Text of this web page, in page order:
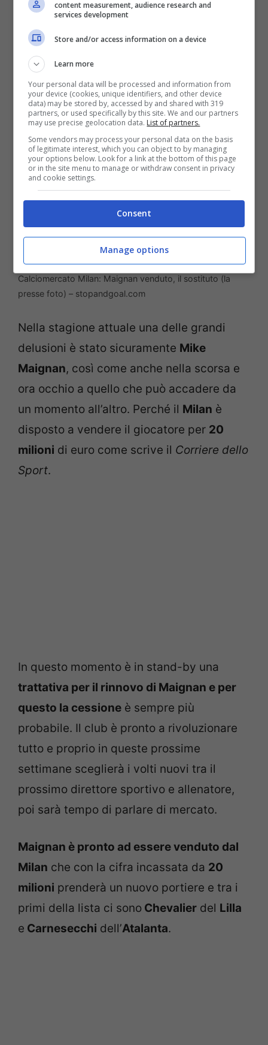
casa Milancon la società che fa sul serio e
progetto che partirà in estate anche
giocatori che sono stati punti di riferimento
fino a questo momento.
Calciomercato Milan: Maignan venduto, il sostituto (la
presse foto) – stopandgoal.com
Nella stagione attuale una delle grandi
delusioni è stato sicuramente Mike
Maignan, così come anche nella scorsa e
ora occhio a quello che può accadere da
un momento all’altro. Perché il Milan è
disposto a vendere il giocatore per 20
milioni di euro come scrive il Corriere dello
Sport.
In questo momento è in stand-by una
trattativa per il rinnovo di Maignan e per
questo la cessione è sempre più
probabile. Il club è pronto a rivoluzionare
tutto e proprio in queste prossime
settimane sceglierà i volti nuovi tra il
prossimo direttore sportivo e allenatore,
poi sarà tempo di parlare di mercato.
Maignan è pronto ad essere venduto dal
Milan che con la cifra incassata da 20
milioni prenderà un nuovo portiere e tra i
primi della lista ci sono Chevalier del Lilla
e Carnesecchi dell’Atalanta.
content measurement, audience research and
services development
Store and/or access information on a device
Learn more
Your personal data will be processed and information from
your device (cookies, unique identifiers, and other device
data) may be stored by, accessed by and shared with 319
partners, or used specifically by this site. We and our partners
may use precise geolocation data. List of partners.
Some vendors may process your personal data on the basis
of legitimate interest, which you can object to by managing
your options below. Look for a link at the bottom of this page
or in the site menu to manage or withdraw consent in privacy
and cookie settings.
Consent
Manage options